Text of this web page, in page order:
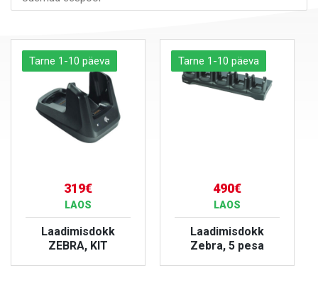
Tarne 1-10 päeva
319€
LAOS
Laadimisdokk
ZEBRA, KIT
Tarne 1-10 päeva
490€
LAOS
Laadimisdokk
Zebra, 5 pesa